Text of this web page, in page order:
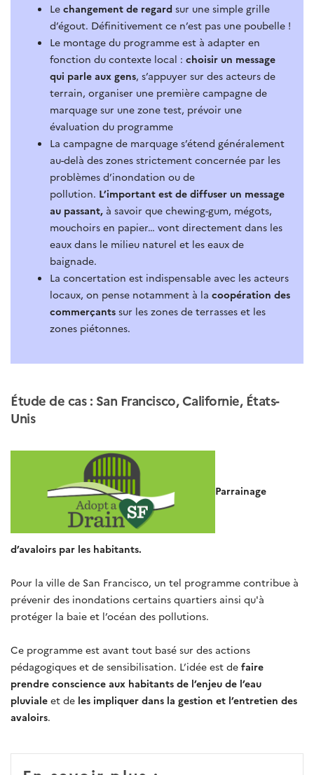
Le changement de regard sur une simple grille
d’égout. Définitivement ce n’est pas une poubelle !
Le montage du programme est à adapter en
fonction du contexte local : choisir un message
qui parle aux gens, s’appuyer sur des acteurs de
terrain, organiser une première campagne de
marquage sur une zone test, prévoir une
évaluation du programme
La campagne de marquage s’étend généralement
au-delà des zones strictement concernée par les
problèmes d’inondation ou de
pollution. L’important est de diffuser un message
au passant, à savoir que chewing-gum, mégots,
mouchoirs en papier… vont directement dans les
eaux dans le milieu naturel et les eaux de
baignade.
La concertation est indispensable avec les acteurs
locaux, on pense notamment à la coopération des
commerçants sur les zones de terrasses et les
zones piétonnes.
Étude de cas : San Francisco, Californie, États-
Unis
Parrainage
d’avaloirs par les habitants.
Pour la ville de San Francisco, un tel programme contribue à
prévenir des inondations certains quartiers ainsi qu'à
protéger la baie et l’océan des pollutions.
Ce programme est avant tout basé sur des actions
pédagogiques et de sensibilisation. L’idée est de faire
prendre conscience aux habitants de l’enjeu de l’eau
pluviale et de les impliquer dans la gestion et l’entretien des
avaloirs.